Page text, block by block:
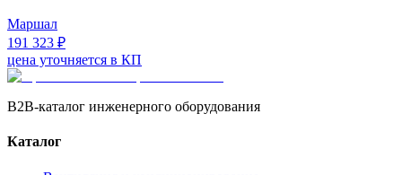
Маршал
191 323 ₽
цена уточняется в КП
B2B-каталог инженерного оборудования
Каталог